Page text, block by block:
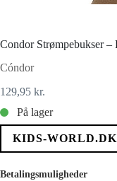
Condor Strømpebukser –
Cóndor
129,95 kr.
På lager
KIDS-
Betalingsmuligheder